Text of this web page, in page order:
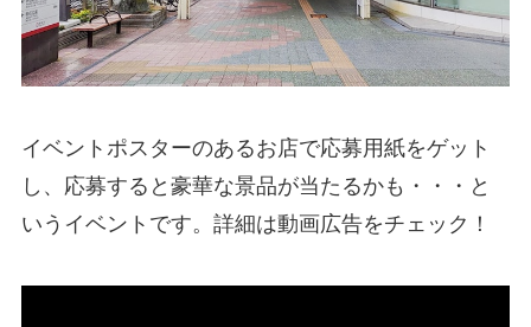
イベントポスターのあるお店で応募用紙をゲット
し、応募すると豪華な景品が当たるかも・・・と
いうイベントです。詳細は動画広告をチェック！